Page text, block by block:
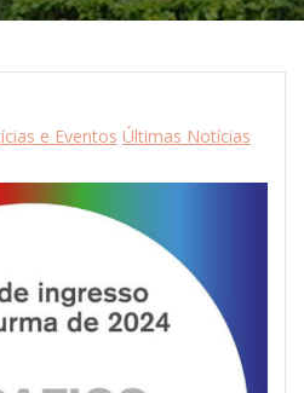
e Eventos Últimas Notícias